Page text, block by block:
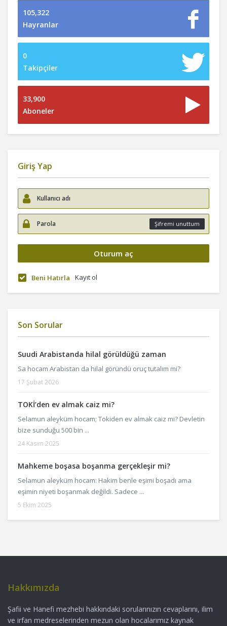
105,322
Hayranlar
0
Takipçiler
33,900
Aboneler
Giriş Yap
Şifremi unuttum
Beni Hatırla Kayıt ol
Son Sorular
Suudi Arabistanda hilal görüldüğü zaman
Sa hocam Arabistan da hilal göründü oruç tutalım mi?
17 Şubat 2026
TOKİ’den ev almak caiz mi?
Selamun aleyküm hocam; Tokiden ev almak caiz mi? Devletin
bize sunduğu 500 bin ...
24 Kasım 2025
Mahkeme boşasa boşanma gerçekleşir mi?
Selamun aleyküm hocam: Hakim benle eşimi boşadı ama
eşimin niyeti boşanmak değildi. Sadece ...
5 Ekim 2025
Hakkımızda
Şafii ve Hanefi mezhebi hakkındaki sorularınızın cevaplarını, ilim
ve irfan medreselerinden mezun olan hocalarımız kaynak